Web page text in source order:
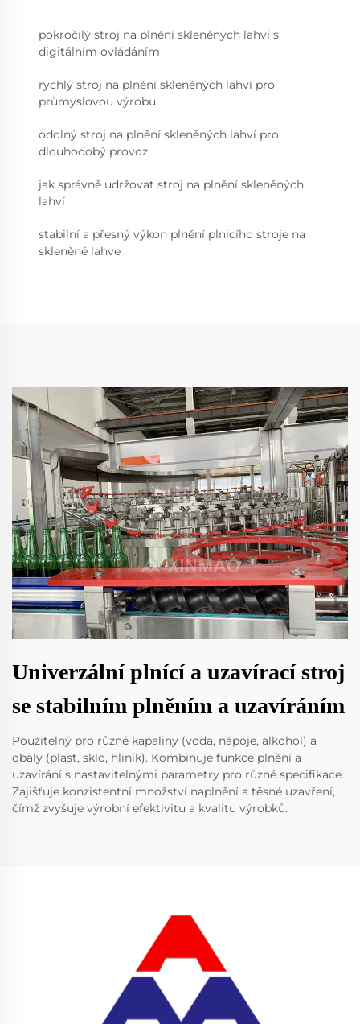
pokročilý stroj na plnění skleněných lahví s
digitálním ovládáním
rychlý stroj na plnění skleněných lahví pro
průmyslovou výrobu
odolný stroj na plnění skleněných lahví pro
dlouhodobý provoz
jak správně udržovat stroj na plnění skleněných
lahví
stabilní a přesný výkon plnění plnicího stroje na
skleněné lahve
Univerzální plnící a uzavírací stroj
se stabilním plněním a uzavíráním
Použitelný pro různé kapaliny (voda, nápoje, alkohol) a
obaly (plast, sklo, hliník). Kombinuje funkce plnění a
uzavírání s nastavitelnými parametry pro různé specifikace.
Zajišťuje konzistentní množství naplnění a těsné uzavření,
čímž zvyšuje výrobní efektivitu a kvalitu výrobků.